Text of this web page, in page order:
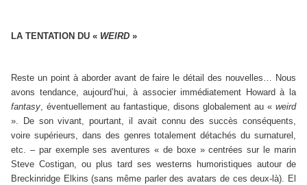
LA TENTATION DU « WEIRD »
Reste un point à aborder avant de faire le détail des nouvelles… Nous
avons tendance, aujourd’hui, à associer immédiatement Howard à la
fantasy, éventuellement au fantastique, disons globalement au « weird
». De son vivant, pourtant, il avait connu des succès conséquents,
voire supérieurs, dans des genres totalement détachés du surnaturel,
etc. – par exemple ses aventures « de boxe » centrées sur le marin
Steve Costigan, ou plus tard ses westerns humoristiques autour de
Breckinridge Elkins (sans même parler des avatars de ces deux-là). El